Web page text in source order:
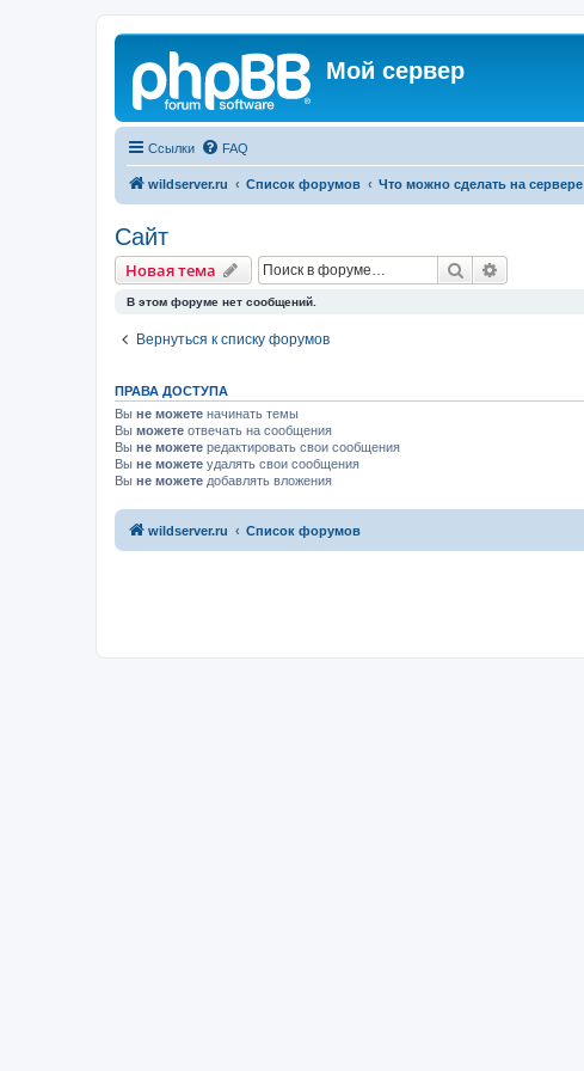
Мой сервер
Ссылки FAQ
wildserver.ru Список форумов Что можно сделать на сервере
Сайт
Новая тема Поиск
В этом форуме нет сообщений.
Вернуться к списку форумов
ПРАВА ДОСТУПА
Вы не можете начинать темы
Вы можете отвечать на сообщения
Вы не можете редактировать свои сообщения
Вы не можете удалять свои сообщения
Вы не можете добавлять вложения
wildserver.ru Список форумов